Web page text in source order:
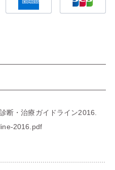
断・治療ガイドライン2016.
2016.pdf